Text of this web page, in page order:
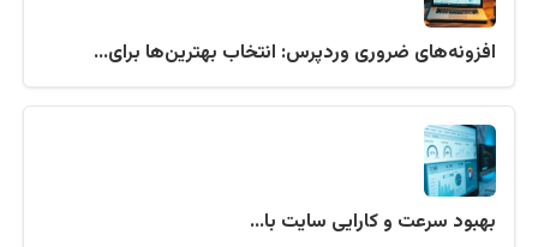
افزونه‌های ضروری وردپرس: انتخاب بهترین‌ها برای…
بهبود سرعت و کارایی سایت با…